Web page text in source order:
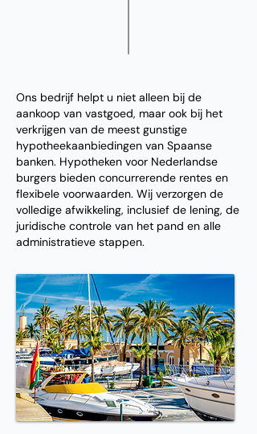
Ons bedrijf helpt u niet alleen bij de
aankoop van vastgoed, maar ook bij het
verkrijgen van de meest gunstige
hypotheekaanbiedingen van Spaanse
banken. Hypotheken voor Nederlandse
burgers bieden concurrerende rentes en
flexibele voorwaarden. Wij verzorgen de
volledige afwikkeling, inclusief de lening, de
juridische controle van het pand en alle
administratieve stappen.